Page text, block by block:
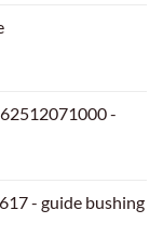
-
- guide bushing